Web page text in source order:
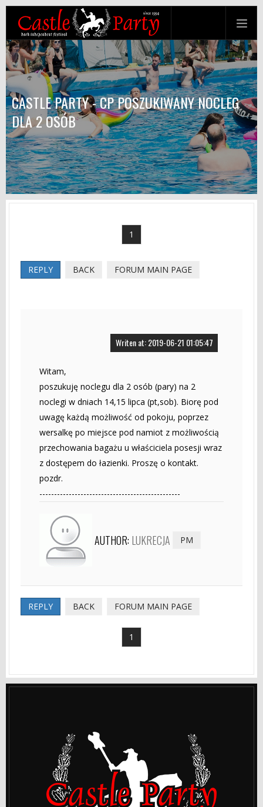
CASTLE PARTY - CP POSZUKIWANY NOCLEG
DLA 2 OSÓB
1
REPLY BACK FORUM MAIN PAGE
Writen at: 2019-06-21 01:05:47
Witam,
poszukuję noclegu dla 2 osób (pary) na 2
noclegi w dniach 14,15 lipca (pt,sob). Biorę pod
uwagę każdą możliwość od pokoju, poprzez
wersalkę po miejsce pod namiot z możliwością
przechowania bagażu u właściciela posesji wraz
z dostępem do łazienki. Proszę o kontakt.
pozdr.
------------------------------------------------
AUTHOR: LUKRECJA PM
REPLY BACK FORUM MAIN PAGE
1